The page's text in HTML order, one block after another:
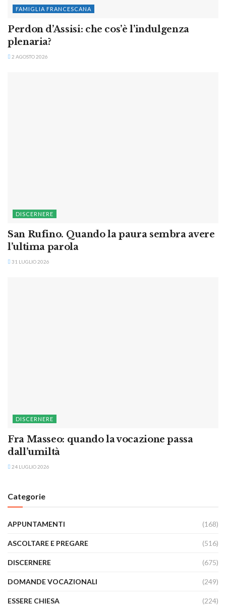
FAMIGLIA FRANCESCANA
Perdon d’Assisi: che cos’è l’indulgenza
plenaria?
2 AGOSTO 2026
DISCERNERE
San Rufino. Quando la paura sembra avere
l’ultima parola
31 LUGLIO 2026
DISCERNERE
Fra Masseo: quando la vocazione passa
dall’umiltà
24 LUGLIO 2026
Categorie
APPUNTAMENTI (168)
ASCOLTARE E PREGARE (516)
DISCERNERE (675)
DOMANDE VOCAZIONALI (249)
ESSERE CHIESA (224)